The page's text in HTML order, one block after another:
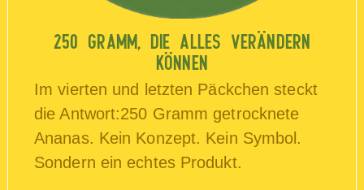
250 GRAMM, DIE ALLES VERÄNDERN
KÖNNEN
Im vierten und letzten Päckchen steckt
die Antwort:250 Gramm getrocknete
Ananas. Kein Konzept. Kein Symbol.
Sondern ein echtes Produkt.